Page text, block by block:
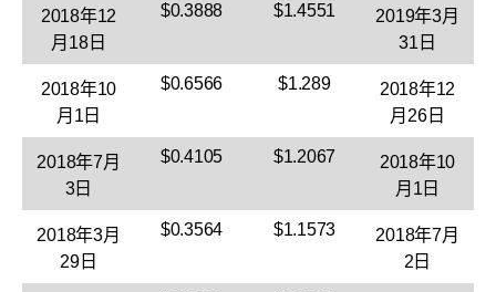
2018年12
月18日
$0.3888 $1.4551
2019年3月
31日
2018年10
月1日
$0.6566 $1.289
2018年12
月26日
2018年7月
3日
$0.4105 $1.2067
2018年10
月1日
2018年3月
29日
$0.3564 $1.1573
2018年7月
2日